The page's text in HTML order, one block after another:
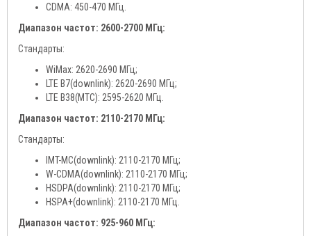
CDMA: 450-470 МГц.
Диапазон частот: 2600-2700 МГц:
Стандарты:
WiMax: 2620-2690 МГц;
LTE B7(downlink): 2620-2690 МГц;
LTE B38(МТС): 2595-2620 МГц.
Диапазон частот: 2110-2170 МГц:
Стандарты:
IMT-MC(downlink): 2110-2170 МГц;
W-CDMA(downlink): 2110-2170 МГц;
HSDPA(downlink): 2110-2170 МГц;
HSPA+(downlink): 2110-2170 МГц.
Диапазон частот: 925-960 МГц: